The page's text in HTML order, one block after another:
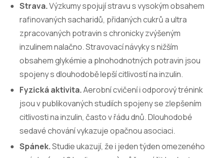
Strava.Výzkumy spojují stravu s vysokým obsahem
rafinovaných sacharidů, přidaných cukrů a ultra
zpracovaných potravin s chronicky zvýšeným
inzulinem nalačno. Stravovací návyky s nižším
obsahem glykémie a plnohodnotných potravin jsou
spojeny s dlouhodobě lepší citlivostí na inzulin.
Fyzická aktivita.Aerobní cvičení i odporový trénink
jsou v publikovaných studiích spojeny se zlepšením
citlivosti na inzulin, často v řádu dnů. Dlouhodobé
sedavé chování vykazuje opačnou asociaci.
Spánek.Studie ukazují, že i jeden týden omezeného